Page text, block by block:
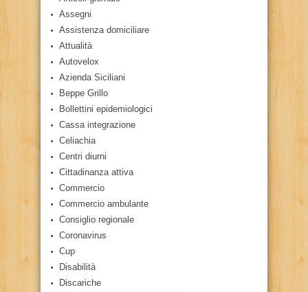
Assegni
Assistenza domiciliare
Attualità
Autovelox
Azienda Siciliani
Beppe Grillo
Bollettini epidemiologici
Cassa integrazione
Celiachia
Centri diurni
Cittadinanza attiva
Commercio
Commercio ambulante
Consiglio regionale
Coronavirus
Cup
Disabilità
Discariche